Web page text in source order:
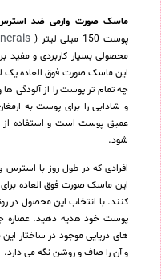
ماسک صورت وارمی ضد استرس
پوست 150 میلی لیتر (
محصولی بسیار کاربردی و مفید
این ماسک صورت فوق العاده یک
چه تمام تر پوست را از آلودگی
و شادابی را برای پوست به
عمیق پوست است و استفاده
شود.
افرادی که در طول روز با
این ماسک صورت فوق العاده
کنند. با انتخاب این محصول در
پوست خود هدیه دهید. عصاره
های دریایی موجود در ساختار
و آن را صاف و روشن نگه می دارد.